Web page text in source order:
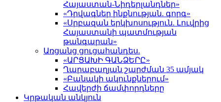
Հայաստան-Նիդերլանդներ»
«Դրվագներ ինքնության. գորգ»
«Սրբազան երկխոսություն. Լուվրից
Հայաստանի պատմության
թանգարան»
Առցանց ցուցահանդես.
«ԱՐՑԱԽԻ ԳԱՆՁԵՐԸ»
Ղարաբաղյան շարժման 35 ամյակ
«Բանակի ակունքներում»
Հավերժի ճամփորդները
Կրթական անկյուն